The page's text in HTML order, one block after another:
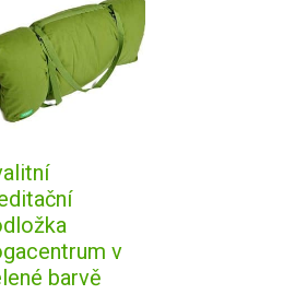
v
barvě